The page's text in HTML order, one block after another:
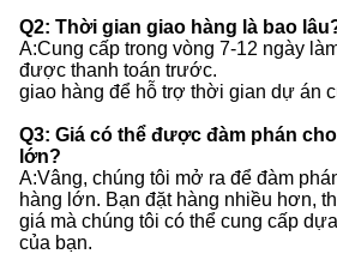
Q2: Thời gian giao hàng là bao
A:Cung cấp trong vòng 7-12 ngày
được thanh toán trước.
giao hàng để hỗ trợ thời gian dự án
Q3: Giá có thể được đàm phán
lớn?
A:Vâng, chúng tôi mở ra để đàm
hàng lớn. Bạn đặt hàng nhiều hơn,
giá mà chúng tôi có thể cung cấp
của bạn.